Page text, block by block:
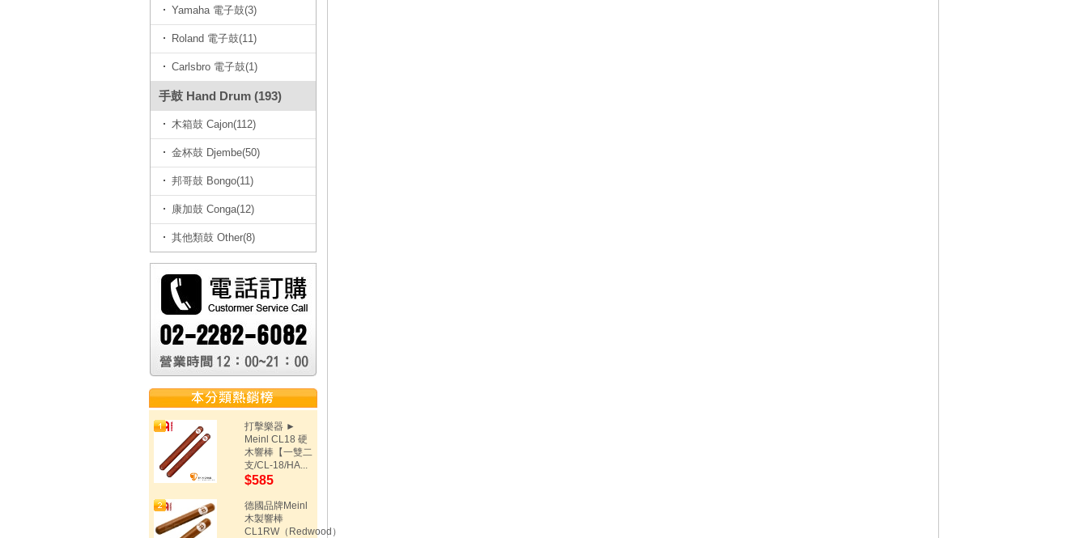
Yamaha 電子鼓(3)
Roland 電子鼓(11)
Carlsbro 電子鼓(1)
手鼓 Hand Drum (193)
木箱鼓 Cajon(112)
金杯鼓 Djembe(50)
邦哥鼓 Bongo(11)
康加鼓 Conga(12)
其他類鼓 Other(8)
打擊樂器 ►
Meinl CL18 硬
木響棒【一雙二
支/CL-18/HA...
$585
德國品牌Meinl
木製響棒
CL1RW（Redwood）